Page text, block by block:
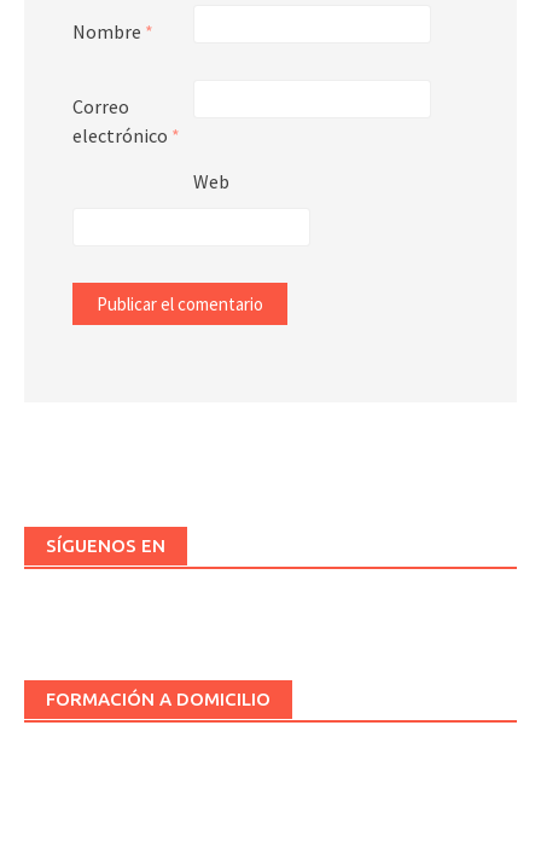
Nombre *
Correo
electrónico *
Web
SÍGUENOS EN
FORMACIÓN A DOMICILIO